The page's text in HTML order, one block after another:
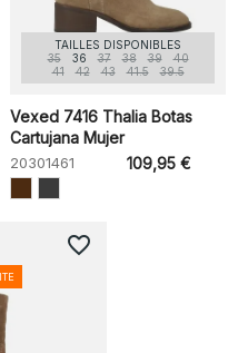
TAILLES DISPONIBLES
35
36 37 38 39
40
41
42 43 41.5 39.5
Vexed 7416 Thalia Botas
Cartujana Mujer
20301461 109,95 €
favorite_border